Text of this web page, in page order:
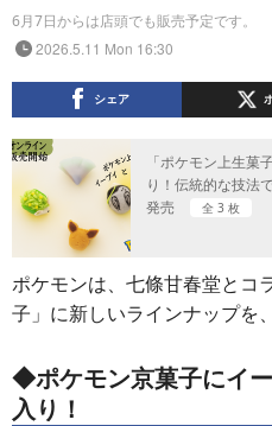
6月7日からは店頭でも販売予定です。
2026.5.11 Mon 16:30
シェア
「ポケモン上生菓
り！伝統的な技法
発売
全 3 枚
ポケモンは、七條甘春堂とコ
子」に新しいラインナップを
◆ポケモン京菓子にイ
入り！